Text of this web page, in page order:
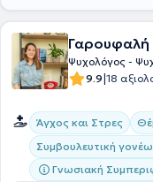
Γαρουφαλή
Ψυχολόγος -
9.9|18
Άγχος και Στρες
Συμβουλευτική
Γνωσιακή